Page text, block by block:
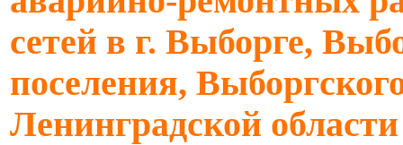
сетей в г. Выборге,
поселения,
Ленинградской области